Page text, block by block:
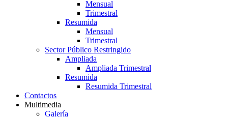
Mensual
Trimestral
Resumida
Mensual
Trimestral
Sector Público Restringido
Ampliada
Ampliada Trimestral
Resumida
Resumida Trimestral
Contactos
Multimedia
Galería